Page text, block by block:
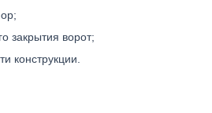
закрытия ворот;
конструкции.